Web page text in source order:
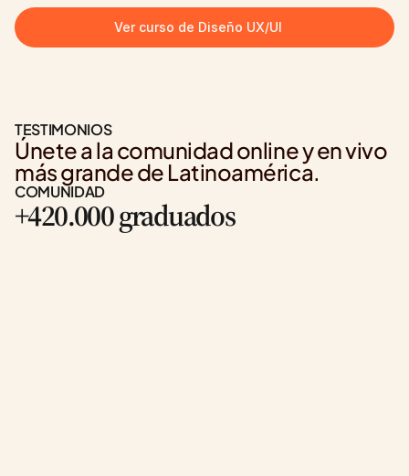
Ver curso de Diseño UX/UI
TESTIMONIOS
Únete a la comunidad online y en vivo
más grande de Latinoamérica.
COMUNIDAD
+420.000 graduados